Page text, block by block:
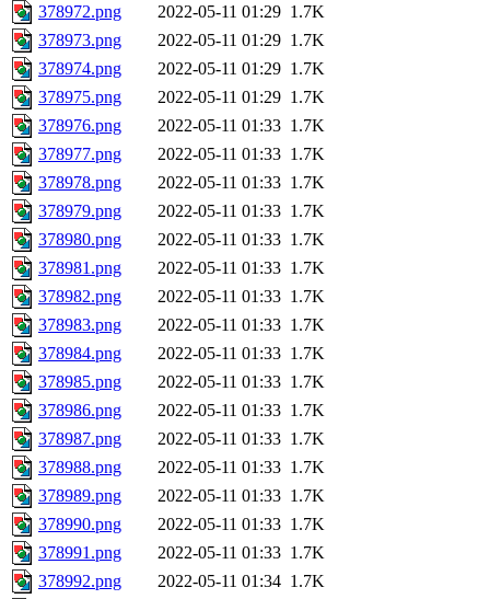
378972.png
2022-05-11 01:29 1.7K
378973.png
2022-05-11 01:29 1.7K
378974.png
2022-05-11 01:29 1.7K
378975.png
2022-05-11 01:29 1.7K
378976.png
2022-05-11 01:33 1.7K
378977.png
2022-05-11 01:33 1.7K
378978.png
2022-05-11 01:33 1.7K
378979.png
2022-05-11 01:33 1.7K
378980.png
2022-05-11 01:33 1.7K
378981.png
2022-05-11 01:33 1.7K
378982.png
2022-05-11 01:33 1.7K
378983.png
2022-05-11 01:33 1.7K
378984.png
2022-05-11 01:33 1.7K
378985.png
2022-05-11 01:33 1.7K
378986.png
2022-05-11 01:33 1.7K
378987.png
2022-05-11 01:33 1.7K
378988.png
2022-05-11 01:33 1.7K
378989.png
2022-05-11 01:33 1.7K
378990.png
2022-05-11 01:33 1.7K
378991.png
2022-05-11 01:33 1.7K
378992.png
2022-05-11 01:34 1.7K